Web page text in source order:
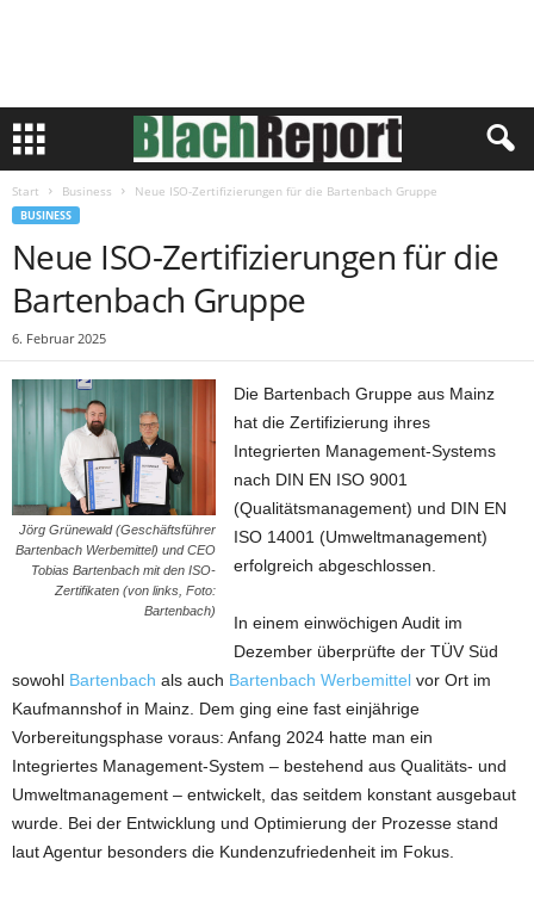
Start Business Neue ISO-Zertifizierungen für die Bartenbach Gruppe
BUSINESS
Neue ISO-Zertifizierungen für die
Bartenbach Gruppe
6. Februar 2025
Jörg Grünewald (Geschäftsführer
Bartenbach Werbemittel) und CEO
Tobias Bartenbach mit den ISO-
Zertifikaten (von links, Foto:
Bartenbach)
Die Bartenbach Gruppe aus Mainz
hat die Zertifizierung ihres
Integrierten Management-Systems
nach DIN EN ISO 9001
(Qualitätsmanagement) und DIN EN
ISO 14001 (Umweltmanagement)
erfolgreich abgeschlossen.
In einem einwöchigen Audit im
Dezember überprüfte der TÜV Süd
sowohl Bartenbach als auch Bartenbach Werbemittel vor Ort im
Kaufmannshof in Mainz. Dem ging eine fast einjährige
Vorbereitungsphase voraus: Anfang 2024 hatte man ein
Integriertes Management-System – bestehend aus Qualitäts- und
Umweltmanagement – entwickelt, das seitdem konstant ausgebaut
wurde. Bei der Entwicklung und Optimierung der Prozesse stand
laut Agentur besonders die Kundenzufriedenheit im Fokus.